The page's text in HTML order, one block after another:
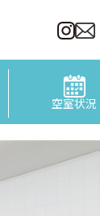
空室状況